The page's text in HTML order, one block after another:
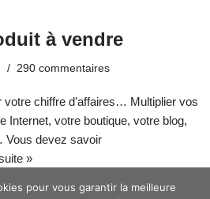
à vendre
290 commentaires
chiffre d’affaires… Multiplier vos
votre boutique, votre blog,
Vous devez savoir
»
pour vous garantir la meilleure